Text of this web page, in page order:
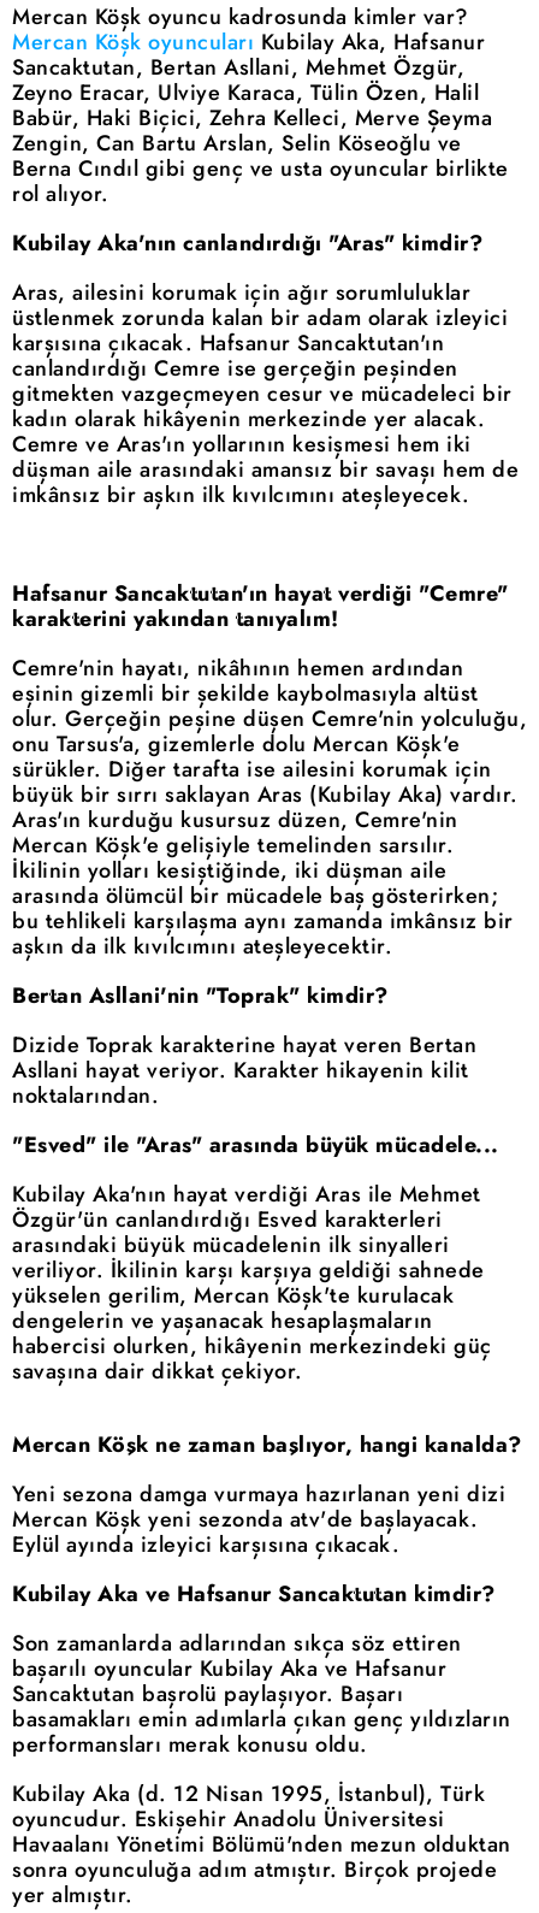
Mercan Köşk oyuncu kadrosunda kimler var?
Mercan Köşk oyuncuları Kubilay Aka, Hafsanur
Sancaktutan, Bertan Asllani, Mehmet Özgür,
Zeyno Eracar, Ulviye Karaca, Tülin Özen, Halil
Babür, Haki Biçici, Zehra Kelleci, Merve Şeyma
Zengin, Can Bartu Arslan, Selin Köseoğlu ve
Berna Cındıl gibi genç ve usta oyuncular birlikte
rol alıyor.
Kubilay Aka'nın canlandırdığı "Aras" kimdir?
Aras, ailesini korumak için ağır sorumluluklar
üstlenmek zorunda kalan bir adam olarak izleyici
karşısına çıkacak. Hafsanur Sancaktutan'ın
canlandırdığı Cemre ise gerçeğin peşinden
gitmekten vazgeçmeyen cesur ve mücadeleci bir
kadın olarak hikâyenin merkezinde yer alacak.
Cemre ve Aras'ın yollarının kesişmesi hem iki
düşman aile arasındaki amansız bir savaşı hem de
imkânsız bir aşkın ilk kıvılcımını ateşleyecek.
Hafsanur Sancaktutan'ın hayat verdiği "Cemre"
karakterini yakından tanıyalım!
Cemre'nin hayatı, nikâhının hemen ardından
eşinin gizemli bir şekilde kaybolmasıyla altüst
olur. Gerçeğin peşine düşen Cemre'nin yolculuğu,
onu Tarsus'a, gizemlerle dolu Mercan Köşk'e
sürükler. Diğer tarafta ise ailesini korumak için
büyük bir sırrı saklayan Aras (Kubilay Aka) vardır.
Aras'ın kurduğu kusursuz düzen, Cemre'nin
Mercan Köşk'e gelişiyle temelinden sarsılır.
İkilinin yolları kesiştiğinde, iki düşman aile
arasında ölümcül bir mücadele baş gösterirken;
bu tehlikeli karşılaşma aynı zamanda imkânsız bir
aşkın da ilk kıvılcımını ateşleyecektir.
Bertan Asllani'nin "Toprak" kimdir?
Dizide Toprak karakterine hayat veren Bertan
Asllani hayat veriyor. Karakter hikayenin kilit
noktalarından.
"Esved" ile "Aras" arasında büyük mücadele...
Kubilay Aka'nın hayat verdiği Aras ile Mehmet
Özgür'ün canlandırdığı Esved karakterleri
arasındaki büyük mücadelenin ilk sinyalleri
veriliyor. İkilinin karşı karşıya geldiği sahnede
yükselen gerilim, Mercan Köşk'te kurulacak
dengelerin ve yaşanacak hesaplaşmaların
habercisi olurken, hikâyenin merkezindeki güç
savaşına dair dikkat çekiyor.
Mercan Köşk ne zaman başlıyor, hangi kanalda?
Yeni sezona damga vurmaya hazırlanan yeni dizi
Mercan Köşk yeni sezonda atv'de başlayacak.
Eylül ayında izleyici karşısına çıkacak.
Kubilay Aka ve Hafsanur Sancaktutan kimdir?
Son zamanlarda adlarından sıkça söz ettiren
başarılı oyuncular Kubilay Aka ve Hafsanur
Sancaktutan başrolü paylaşıyor. Başarı
basamakları emin adımlarla çıkan genç yıldızların
performansları merak konusu oldu.
Kubilay Aka (d. 12 Nisan 1995, İstanbul), Türk
oyuncudur. Eskişehir Anadolu Üniversitesi
Havaalanı Yönetimi Bölümü'nden mezun olduktan
sonra oyunculuğa adım atmıştır. Birçok projede
yer almıştır.